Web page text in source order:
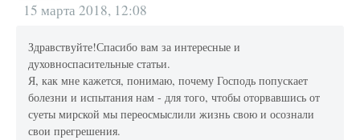
15 марта 2018, 12:08
Здравствуйте!Спасибо вам за интересные и
духовноспасительные статьи.
Я, как мне кажется, понимаю, почему Господь попускает
болезни и испытания нам - для того, чтобы оторвавшись от
суеты мирской мы переосмыслили жизнь свою и осознали
свои прегрешения.